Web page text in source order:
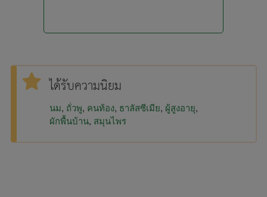
ได้รับความนิยม
นม ถั่วพู คนท้อง ธาลัสซีเมีย ผู้สูงอายุ
ผักพื้นบ้าน สมุนไพร